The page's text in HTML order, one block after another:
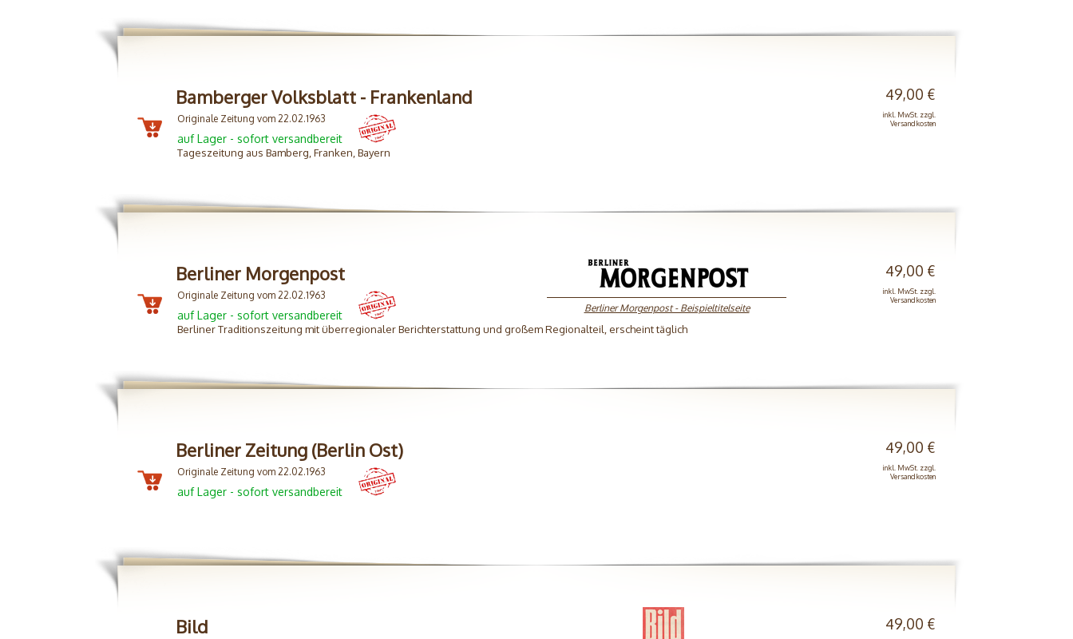
Bamberger Volksblatt - Frankenland 49,00 €
Originale Zeitung vom 22.02.1963
auf Lager - sofort versandbereit
inkl. MwSt. zzgl.
Versandkosten
Tageszeitung aus Bamberg, Franken, Bayern
Berliner Morgenpost
Berliner Morgenpost - Beispieltitelseite
49,00 €
Originale Zeitung vom 22.02.1963
auf Lager - sofort versandbereit
inkl. MwSt. zzgl.
Versandkosten
Berliner Traditionszeitung mit überregionaler Berichterstattung und großem Regionalteil, erscheint täglich
Berliner Zeitung (Berlin Ost) 49,00 €
Originale Zeitung vom 22.02.1963
auf Lager - sofort versandbereit
inkl. MwSt. zzgl.
Versandkosten
Bild 49,00 €